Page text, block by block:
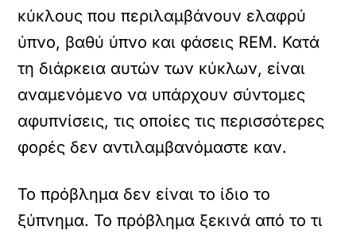
κύκλους που περιλαμβάνουν ελαφρύ
ύπνο, βαθύ ύπνο και φάσεις REM. Κατά
τη διάρκεια αυτών των κύκλων, είναι
αναμενόμενο να υπάρχουν σύντομες
αφυπνίσεις, τις οποίες τις περισσότερες
φορές δεν αντιλαμβανόμαστε καν.
Το πρόβλημα δεν είναι το ίδιο το
ξύπνημα. Το πρόβλημα ξεκινά από το τι